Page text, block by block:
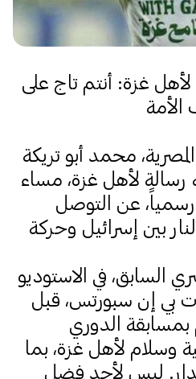
لأهل غزة: أنتم تاج على
محمد أبو تريكة
رسالة لأهل غزة، مساء
رسمياً، عن التوصل
بين إسرائيل وحركة
السابق، في الاستوديو
بي إن سبورتس، قبل
بمسابقة الدوري
وسلام لأهل غزة، بما
ليس لأحد فضل